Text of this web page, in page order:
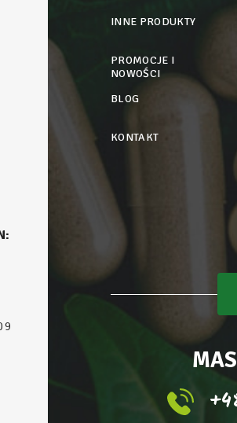
INNE PRODUKTY
PROMOCJE I
NOWOŚCI
BLOG
KONTAKT